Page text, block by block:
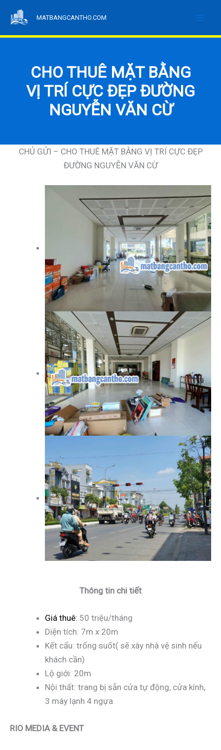
nội
MATBANGCANTHO.COM
CHO THUÊ MẶT BẰNG
VỊ TRÍ CỰC ĐẸP ĐƯỜNG
NGUYỄN VĂN CỪ
CHỦ GỬI – CHO THUÊ MẶT BẰNG VỊ TRÍ CỰC ĐẸP
ĐƯỜNG NGUYỄN VĂN CỪ
Thông tin chi tiết
Giá thuê: 50 triệu/tháng
Diện tích: 7m x 20m
Kết cấu: trống suốt( sẽ xây nhà vệ sinh nếu
khách cần)
Lộ giới: 20m
Nội thất: trang bị sẵn cửa tự động, cửa kính,
3 máy lạnh 4 ngựa.
RIO MEDIA & EVENT